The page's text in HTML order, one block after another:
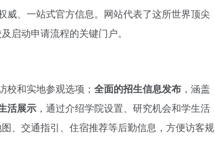
威、一站式官方信息。网站代表了这所世界顶尖
启动申请流程的关键门户。
校和实地参观选项； 全面的招生信息发布 ，涵盖
活展示 ，通过介绍学院设置、研究机会和学生活
图、交通指引、住宿推荐等后勤信息，方便访客规